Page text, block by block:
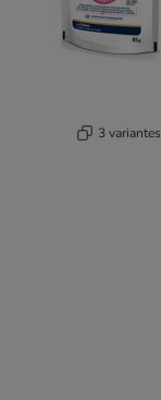
3 variantes